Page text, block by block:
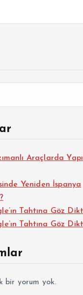
Araçlarda
Yeniden İspanya
Tahtına Göz
Tahtına Göz
bir yorum yok.